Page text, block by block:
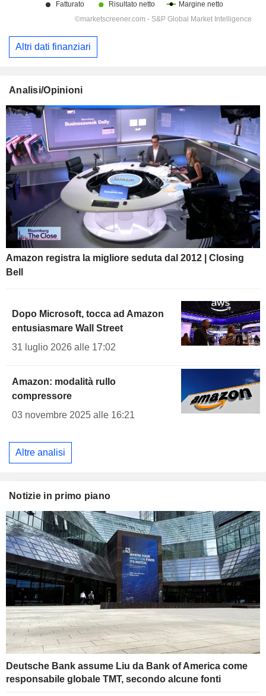
Altri dati finanziari
Analisi/Opinioni
Amazon registra la migliore seduta dal 2012 | Closing
Bell
Dopo Microsoft, tocca ad Amazon
entusiasmare Wall Street
31 luglio 2026 alle 17:02
Amazon: modalità rullo
compressore
03 novembre 2025 alle 16:21
Altre analisi
Notizie in primo piano
Deutsche Bank assume Liu da Bank of America come
responsabile globale TMT, secondo alcune fonti